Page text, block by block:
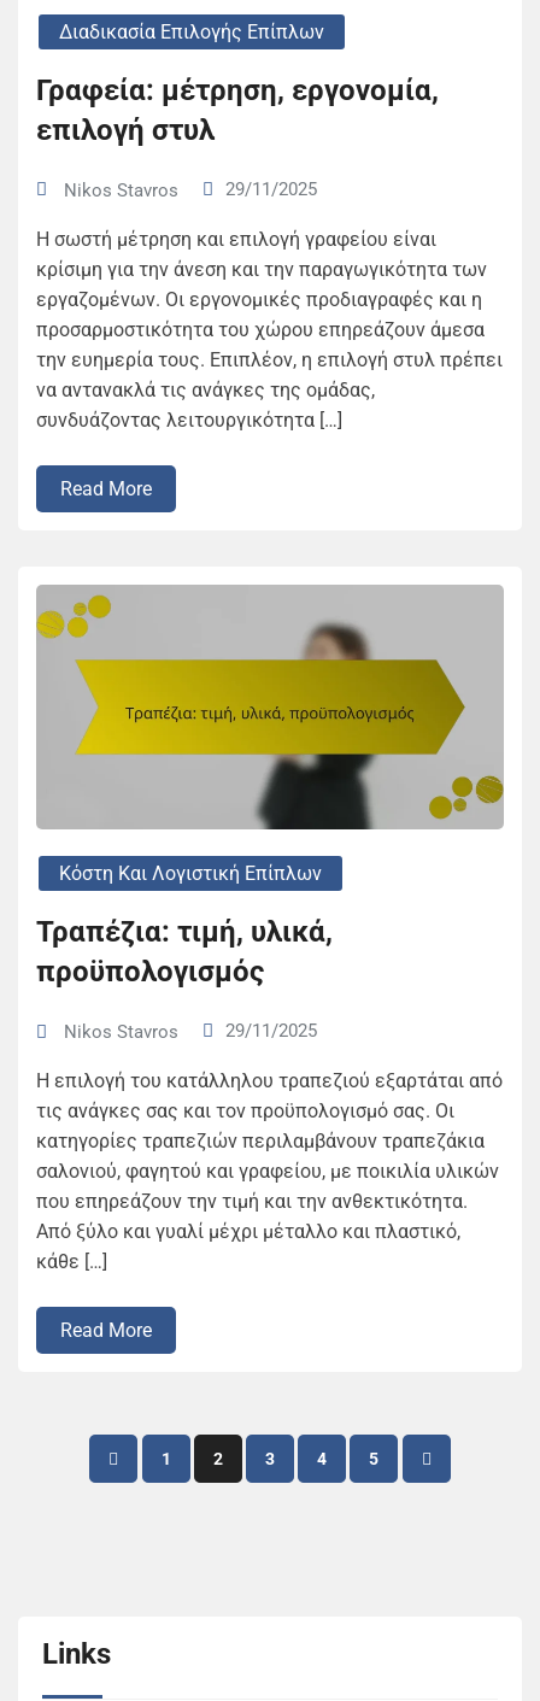
Διαδικασία Επιλογής Επίπλων
Γραφεία: μέτρηση, εργονομία,
επιλογή στυλ
Nikos Stavros 29/11/2025
Η σωστή μέτρηση και επιλογή γραφείου είναι
κρίσιμη για την άνεση και την παραγωγικότητα των
εργαζομένων. Οι εργονομικές προδιαγραφές και η
προσαρμοστικότητα του χώρου επηρεάζουν άμεσα
την ευημερία τους. Επιπλέον, η επιλογή στυλ πρέπει
να αντανακλά τις ανάγκες της ομάδας,
συνδυάζοντας λειτουργικότητα […]
Read More
Κόστη Και Λογιστική Επίπλων
Τραπέζια: τιμή, υλικά,
προϋπολογισμός
Nikos Stavros 29/11/2025
Η επιλογή του κατάλληλου τραπεζιού εξαρτάται από
τις ανάγκες σας και τον προϋπολογισμό σας. Οι
κατηγορίες τραπεζιών περιλαμβάνουν τραπεζάκια
σαλονιού, φαγητού και γραφείου, με ποικιλία υλικών
που επηρεάζουν την τιμή και την ανθεκτικότητα.
Από ξύλο και γυαλί μέχρι μέταλλο και πλαστικό,
κάθε […]
Read More
Posts
1 2 3 4 5
Links